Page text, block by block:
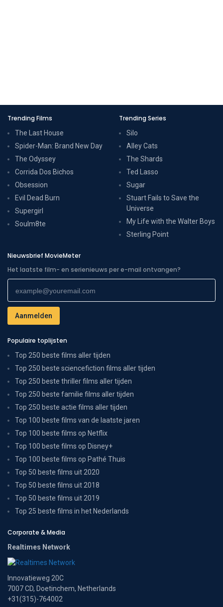
Trending Films
The Last House
Spider-Man: Brand New Day
The Odyssey
Corrida Dos Bichos
Obsession
Evil Dead Burn
Supergirl
Soulm8te
Trending Series
Silo
Alley Cats
The Shards
Ted Lasso
Sugar
Stuart Fails to Save the
Universe
My Life with the Walter Boys
Sterling Point
Nieuwsbrief MovieMeter
Het laatste film- en serienieuws per e-mail ontvangen?
Populaire toplijsten
Top 250 beste films aller tijden
Top 250 beste sciencefiction films aller tijden
Top 250 beste thriller films aller tijden
Top 250 beste familie films aller tijden
Top 250 beste actie films aller tijden
Top 100 beste films van de laatste jaren
Top 100 beste films op Netflix
Top 100 beste films op Disney+
Top 100 beste films op Pathé Thuis
Top 50 beste films uit 2020
Top 50 beste films uit 2018
Top 50 beste films uit 2019
Top 25 beste films in het Nederlands
Corporate & Media
Realtimes Network
Innovatieweg 20C
7007 CD, Doetinchem, Netherlands
+31(315)-764002